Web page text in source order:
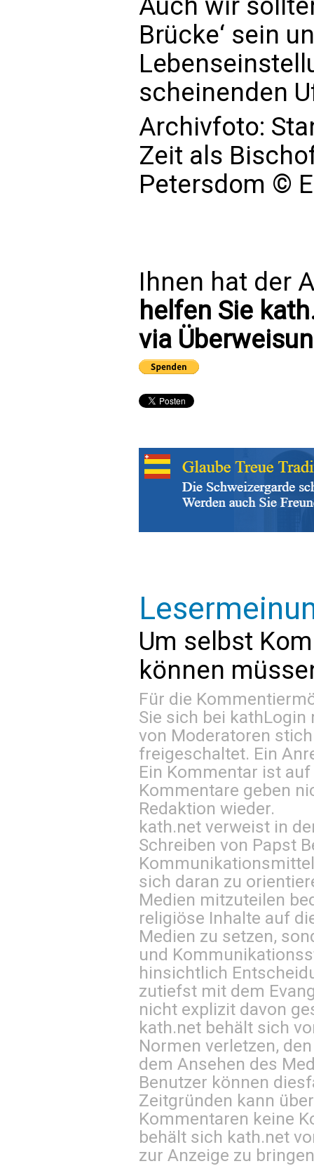
Brücke‘ sein
scheinenden
Archivfoto:
Zeit als
Petersdom ©
Ihnen hat der
helfen Sie
via
Um selbst
können
Für die
Sie sich bei kathLogin
von Moderatoren
freigeschaltet. Ein
Ein Kommentar ist
Kommentare geben
Redaktion wieder.
kath.net verweist in
Schreiben von Papst
sich daran zu
Medien mitzuteilen
religiöse Inhalte auf
Medien zu setzen,
und
hinsichtlich
zutiefst mit dem
nicht explizit davon
kath.net behält sich
Normen verletzen,
dem Ansehen des
Benutzer können
Zeitgründen kann
Kommentaren keine
behält sich kath.net
zur Anzeige zu